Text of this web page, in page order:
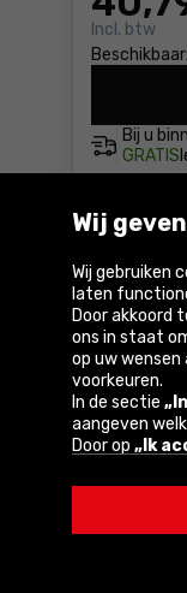
Incl. btw
Beschikbaar:
Bij u
GRATIS
Wij
Wij gebruiken
laten
Door akkoord
ons in staat
op uw
voorkeuren.
In de sectie
aangeven
Door op „Ik
volgens de
U kunt uw
Een van onze